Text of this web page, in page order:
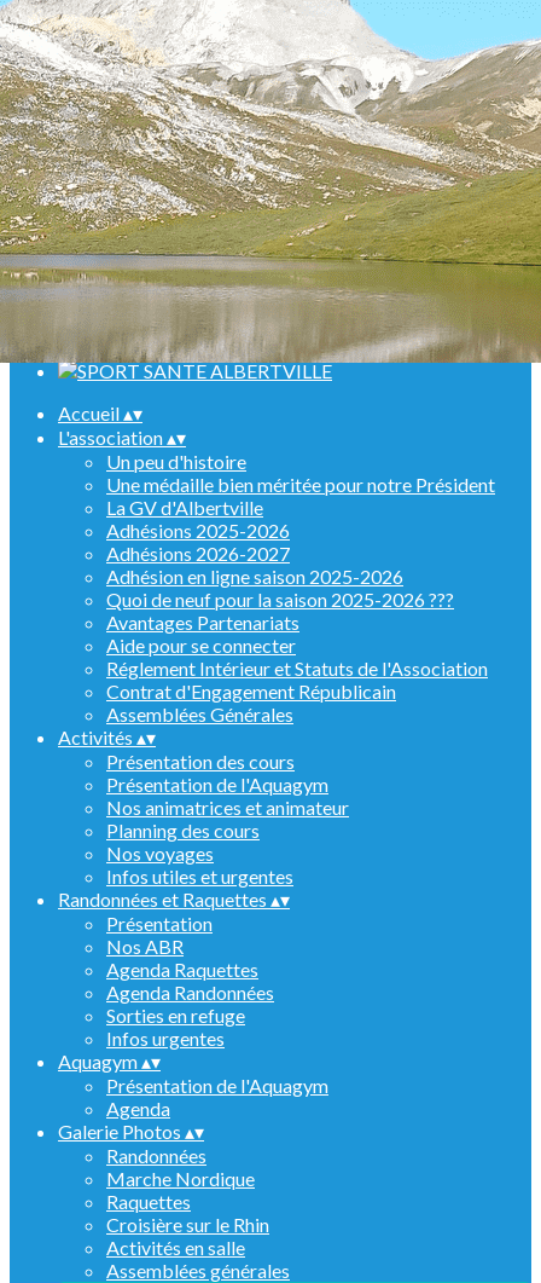
Menu
<
>
Randonnées
Marche Nordique
Raquettes
Croisière sur le Rhin
Activités en salle
Assemblées générales
Ajoutez un logo, un bouton, des réseaux sociaux
Cliquez pour éditer
Accueil▴▾
L'association▴▾
Un peu d'histoire
Une médaille bien méritée pour notre Président
La GV d'Albertville
Adhésions 2025-2026
Adhésions 2026-2027
Adhésion en ligne saison 2025-2026
Quoi de neuf pour la saison 2025-2026 ???
Avantages Partenariats
Aide pour se connecter
Réglement Intérieur et Statuts de l'Association
Contrat d'Engagement Républicain
Assemblées Générales
Activités ▴▾
Présentation des cours
Présentation de l'Aquagym
Nos animatrices et animateur
Planning des cours
Nos voyages
Infos utiles et urgentes
Randonnées et Raquettes ▴▾
Présentation
Nos ABR
Agenda Raquettes
Agenda Randonnées
Sorties en refuge
Infos urgentes
Aquagym▴▾
Présentation de l'Aquagym
Agenda
Galerie Photos ▴▾
Randonnées
Marche Nordique
Raquettes
Croisière sur le Rhin
Activités en salle
Assemblées générales